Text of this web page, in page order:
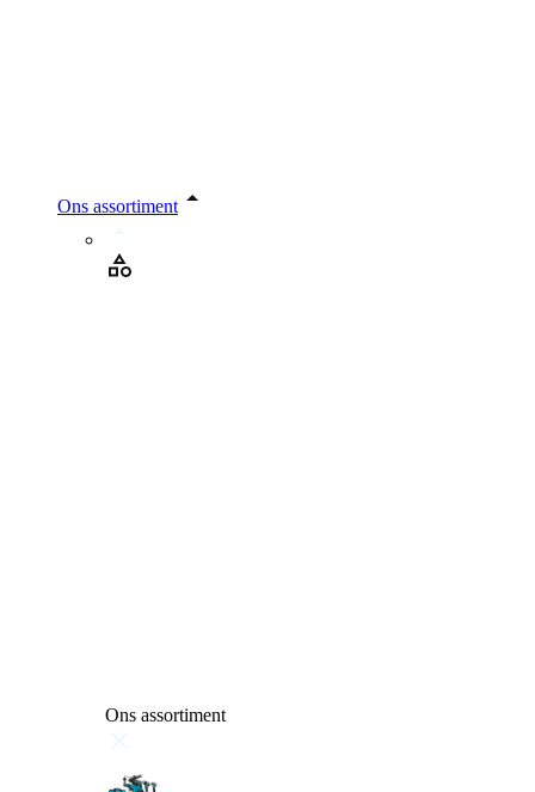
Ons assortiment
Ons assortiment